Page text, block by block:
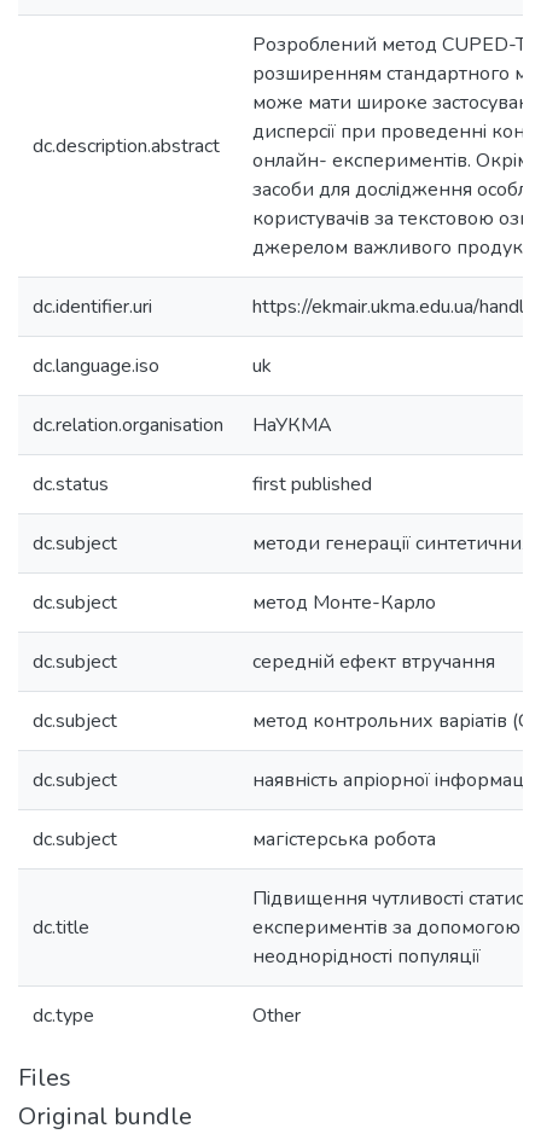
dc.description.abstract
Розроблений метод CUPED-
розширенням стандартного
може мати широке
дисперсiї при проведеннi
онлайн- експериментiв. Окрiм
засоби для дослiдження
користувачiв за текстовою
джерелом важливого
dc.identifier.uri https://ekmair.ukma.edu.ua/
dc.language.iso uk
dc.relation.organisation НаУКМА
dc.status first published
dc.subject методи генерацiї
dc.subject метод Монте-Карло
dc.subject середнiй ефект втручання
dc.subject метод контрольних варiатiв
dc.subject наявнiсть апрiорної iнформацiї
dc.subject магістерська робота
dc.title
Пiдвищення чутливостi
експериментiв за допомогою
неоднорiдностi популяцiї
dc.type Other
Files
Original bundle